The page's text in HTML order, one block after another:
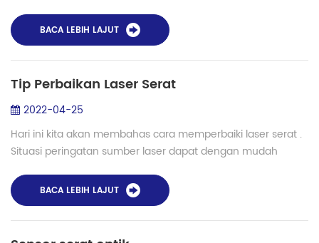
fotonik ...BACA LEBIH LAJUT
Tip Perbaikan Laser Serat
2022-04-25
Hari ini kita akan membahas cara memperbaiki laser serat .
Situasi peringatan sumber laser dapat dengan mudah
kerusakan sirkuit, biasanya pap...
BACA LEBIH LAJUT